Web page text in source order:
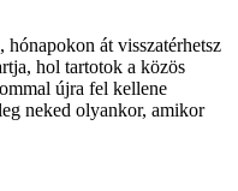
át visszatérhetsz
hol tartotok a közös
újra fel kellene
neked olyankor, amikor